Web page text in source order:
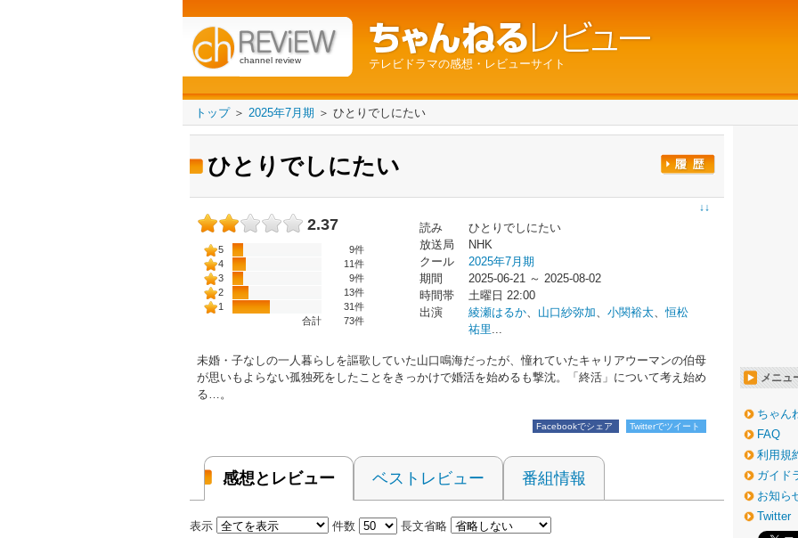
channel review テレビドラマの感想・レビューサイト
トップ＞ 2025年7月期 ＞ ひとりでしにたい
ひとりでしにたい
↓↓
2.37
5
9件
4
11件
3
9件
2
13件
1
31件
合計
73件
読み
ひとりでしにたい
放送局
NHK
クール
2025年7月期
期間
2025-06-21 ～ 2025-08-02
時間帯
土曜日 22:00
出演
綾瀬はるか、 山口紗弥加、 小関裕太、恒松
祐里...
未婚・子なしの一人暮らしを謳歌していた山口鳴海だったが、憧れていたキャリアウーマンの伯母
が思いもよらない孤独死をしたことをきっかけで婚活を始めるも撃沈。「終活」について考え始め
る…。
Facebookでシェア Twitterでツイート
感想とレビュー ベストレビュー 番組情報
表示 件数
長文省略
メニュ
ちゃん
FAQ
利用規
ガイド
お知ら
Twitter